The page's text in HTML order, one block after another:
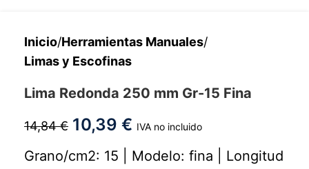
Inicio/Herramientas Manuales/
Limas y Escofinas
Lima Redonda 250 mm Gr-15 Fina
14,84€ 10,39 € IVA no incluido
Grano/cm2: 15 | Modelo: fina | Longitud